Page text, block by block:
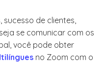
sucesso de clientes,
se comunicar com os
você pode obter
no Zoom com o